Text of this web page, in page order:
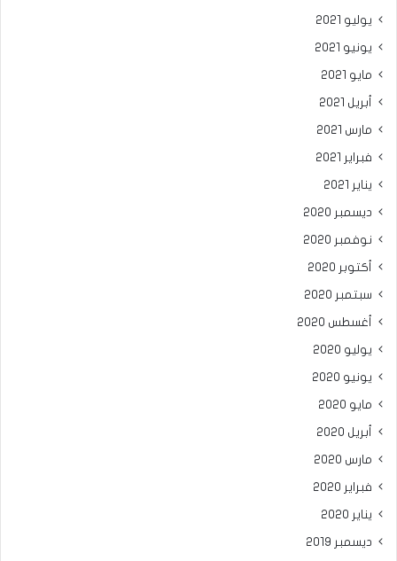
يوليو 2021
يونيو 2021
مايو 2021
أبريل 2021
مارس 2021
فبراير 2021
يناير 2021
ديسمبر 2020
نوفمبر 2020
أكتوبر 2020
سبتمبر 2020
أغسطس 2020
يوليو 2020
يونيو 2020
مايو 2020
أبريل 2020
مارس 2020
فبراير 2020
يناير 2020
ديسمبر 2019